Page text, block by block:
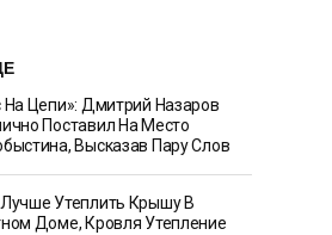
На Цепи»: Дмитрий Назаров
Поставил На Место
Высказав Пару Слов
Утеплить Крышу В
Доме, Кровля Утепление